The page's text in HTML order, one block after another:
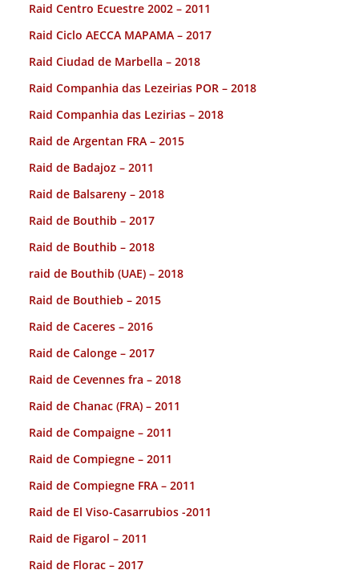
Raid Centro Ecuestre 2002 – 2011
Raid Ciclo AECCA MAPAMA – 2017
Raid Ciudad de Marbella – 2018
Raid Companhia das Lezeirias POR – 2018
Raid Companhia das Lezirias – 2018
Raid de Argentan FRA – 2015
Raid de Badajoz – 2011
Raid de Balsareny – 2018
Raid de Bouthib – 2017
Raid de Bouthib – 2018
raid de Bouthib (UAE) – 2018
Raid de Bouthieb – 2015
Raid de Caceres – 2016
Raid de Calonge – 2017
Raid de Cevennes fra – 2018
Raid de Chanac (FRA) – 2011
Raid de Compaigne – 2011
Raid de Compiegne – 2011
Raid de Compiegne FRA – 2011
Raid de El Viso-Casarrubios -2011
Raid de Figarol – 2011
Raid de Florac – 2017